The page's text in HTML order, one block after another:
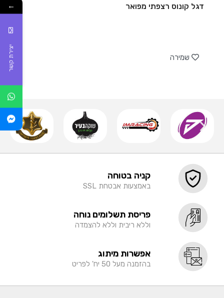
דגל קונוס רצפתי מפואר
שמירה
קניה בטוחה
באמצעות אבטחת SSL
פריסת תשלומים נוחה
וללא ריבית וללא להצמדה
אפשרות מיתוג
בהזמנה מעל 50 יח' לפריט
←
יצירת קשר